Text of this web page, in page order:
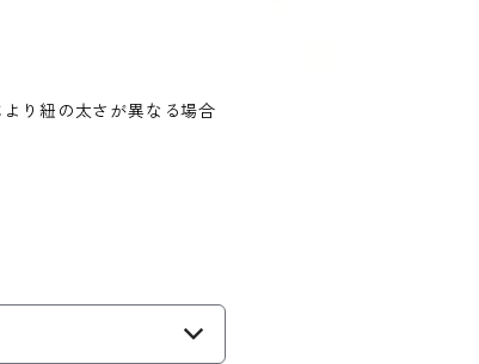
り紐の太さが異なる場合